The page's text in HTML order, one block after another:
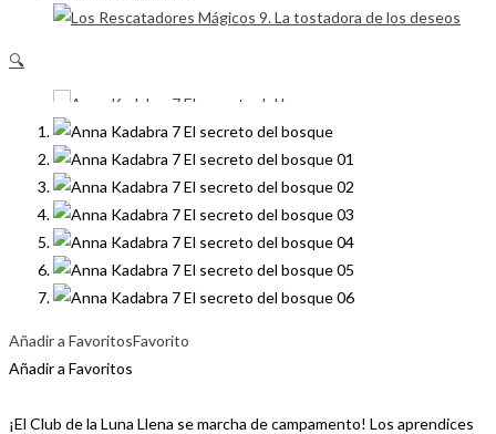
🔍
Añadir a FavoritosFavorito
Añadir a Favoritos
¡El Club de la Luna Llena se marcha de campamento! Los aprendices